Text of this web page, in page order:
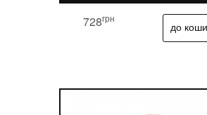
728грн